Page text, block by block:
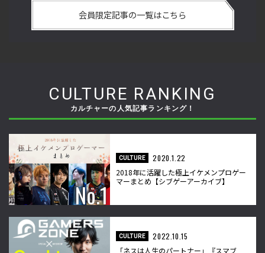
ほしい！ チームリーダー久保の失敗【ストーム久保のプロ格
闘ゲーマーのゲンバから！ 第47回】
会員限定記事の一覧はこちら
CULTURE RANKING
カルチャーの人気記事ランキング！
CULTURE
2020.1.22
2018年に活躍した極上イケメンプロゲー
マーまとめ【シブゲーアーカイブ】
CULTURE
2022.10.15
「ネスは人生のパートナー」『スマブ